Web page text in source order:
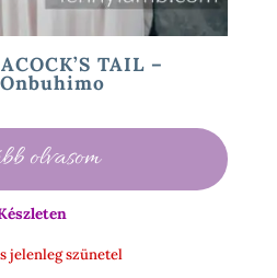
TAIL –
Ft olvasom
jelenleg szünetel